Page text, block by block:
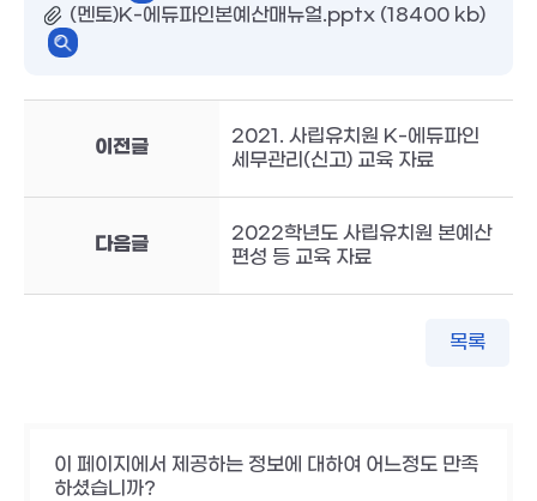
(멘토)K-에듀파인본예산매뉴얼.pptx (18400 kb)
이전글
2021. 사립유치원 K-에듀파인
세무관리(신고) 교육 자료
다음글
2022학년도 사립유치원 본예산
편성 등 교육 자료
목록
이 페이지에서 제공하는 정보에 대하여 어느정도 만족
하셨습니까?